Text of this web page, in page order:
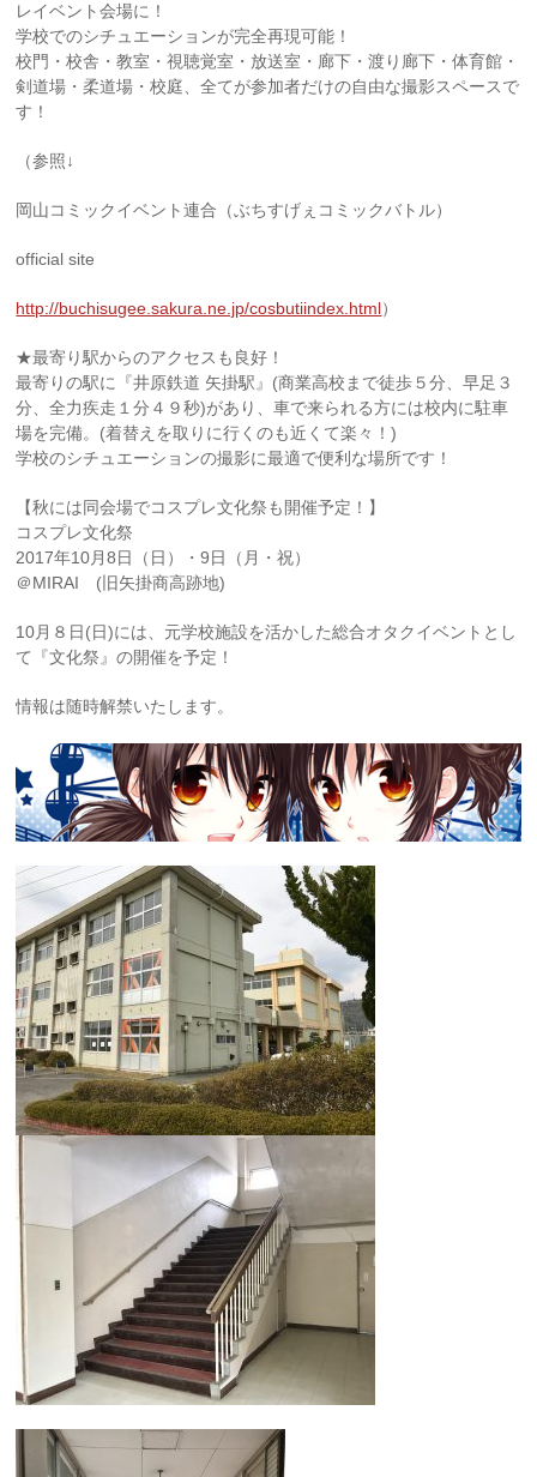
レイベント会場に！
学校でのシチュエーションが完全再現可能！
校門・校舎・教室・視聴覚室・放送室・廊下・渡り廊下・体育館・
剣道場・柔道場・校庭、全てが参加者だけの自由な撮影スペースで
す！
（参照↓
岡山コミックイベント連合（ぶちすげぇコミックバトル）
official site
http://buchisugee.sakura.ne.jp/cosbutiindex.html）
★最寄り駅からのアクセスも良好！
最寄りの駅に『井原鉄道 矢掛駅』(商業高校まで徒歩５分、早足３
分、全力疾走１分４９秒)があり、車で来られる方には校内に駐車
場を完備。(着替えを取りに行くのも近くて楽々！)
学校のシチュエーションの撮影に最適で便利な場所です！
【秋には同会場でコスプレ文化祭も開催予定！】
コスプレ文化祭
2017年10月8日（日）・9日（月・祝）
＠MIRAI (旧矢掛商高跡地)
10月８日(日)には、元学校施設を活かした総合オタクイベントとし
て『文化祭』の開催を予定！
情報は随時解禁いたします。